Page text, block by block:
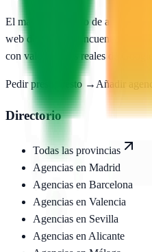
El mayor directorio de agencias
web de España. Encuentra,
con valoraciones reales de Google.
Pedir presupuesto → Añadir
Directorio
Todas las provincias
Agencias en Madrid
Agencias en Barcelona
Agencias en Valencia
Agencias en Sevilla
Agencias en Alicante